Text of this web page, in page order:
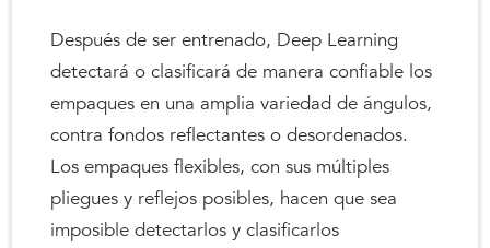
Después de ser entrenado, Deep Learning
detectará o clasificará de manera confiable los
empaques en una amplia variedad de ángulos,
contra fondos reflectantes o desordenados.
Los empaques flexibles, con sus múltiples
pliegues y reflejos posibles, hacen que sea
imposible detectarlos y clasificarlos